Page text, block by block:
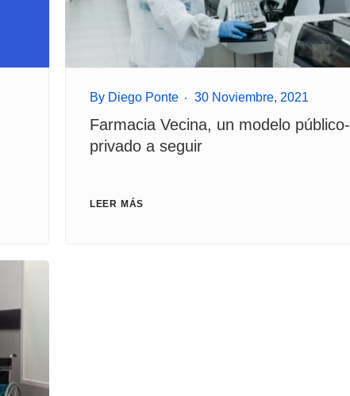
By Diego Ponte 30 Noviembre, 2021
Farmacia Vecina, un modelo público-
privado a seguir
LEER MÁS